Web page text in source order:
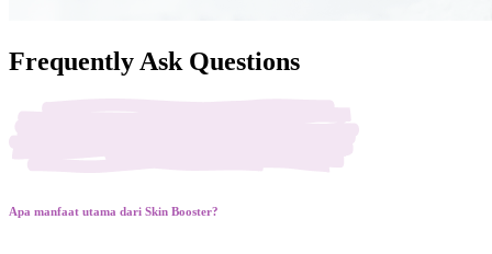
Frequently Ask Questions
Apa manfaat utama dari Skin Booster?